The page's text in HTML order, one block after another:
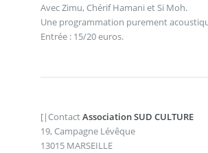
Avec Zimu, Chérif Hamani et Si Moh.
Une programmation purement
Entrée : 15/20 euros.
[|ContactAssociation SUD CULTURE
19, Campagne Lévêque
13015 MARSEILLE